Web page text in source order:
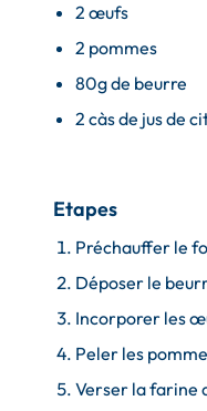
2 œufs
2 pommes
80g de beurre
2 càs de jus de
Etapes
Préchauffer le
Déposer le
Incorporer les
Peler les
Verser la farine